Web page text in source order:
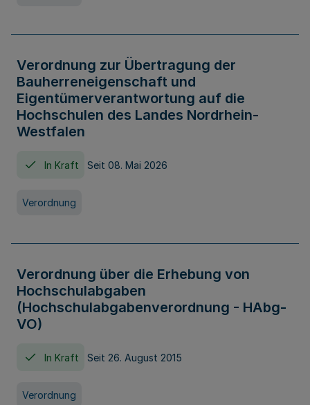
Verordnung zur Übertragung der
Bauherreneigenschaft und
Eigentümerverantwortung auf die
Hochschulen des Landes Nordrhein-
Westfalen
In Kraft Seit 08. Mai 2026
Verordnung
Verordnung über die Erhebung von
Hochschulabgaben
(Hochschulabgabenverordnung - HAbg-
VO)
In Kraft Seit 26. August 2015
Verordnung